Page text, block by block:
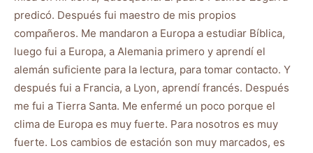
predicó. Después fui maestro de mis propios
compañeros. Me mandaron a Europa a estudiar Bíblica,
luego fui a Europa, a Alemania primero y aprendí el
alemán suficiente para la lectura, para tomar contacto. Y
después fui a Francia, a Lyon, aprendí francés. Después
me fui a Tierra Santa. Me enfermé un poco porque el
clima de Europa es muy fuerte. Para nosotros es muy
fuerte. Los cambios de estación son muy marcados, es